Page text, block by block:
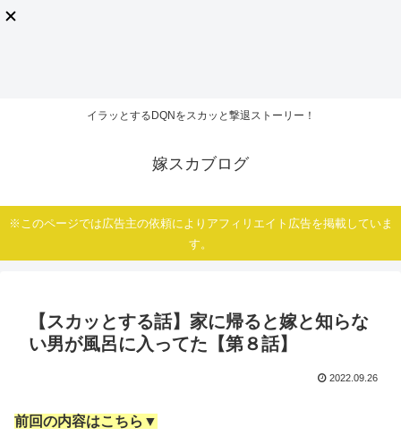
イラッとするDQNをスカッと撃退ストーリー！
嫁スカブログ
※このページでは広告主の依頼によりアフィリエイト広告を掲載していま
す。
【スカッとする話】家に帰ると嫁と知らな
い男が風呂に入ってた【第８話】
2022.09.26
前回の内容はこちら▼